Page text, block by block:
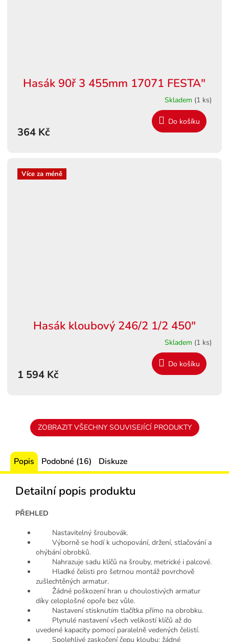
Hasák 90ř 3 455mm 17071 FESTA"
Skladem (1 ks)
364 Kč
Do košíku
Více za méně
Hasák kloubový 246/2 1/2 450"
Skladem (1 ks)
1 594 Kč
Do košíku
ZOBRAZIT VŠECHNY SOUVISEJÍCÍ PRODUKTY
Popis Podobné (16) Diskuze
Detailní popis produktu
PŘEHLED
Nastavitelný šroubovák.
Výborně se hodí k uchopování, držení, stlačování a
ohýbání obrobků.
Nahrazuje sadu klíčů na šrouby, metrické i palcové.
Hladké čelisti pro šetrnou montáž povrchově
zušlechtěných armatur.
Žádné poškození hran u choulostivých armatur
díky celoplošné opoře bez vůle.
Nastavení stisknutím tlačítka přímo na obrobku.
Plynulé nastavení všech velikostí klíčů až do
uvedené kapacity pomocí paralelně vedených čelistí.
Spolehlivé zaskočení čepu kloubu: žádné